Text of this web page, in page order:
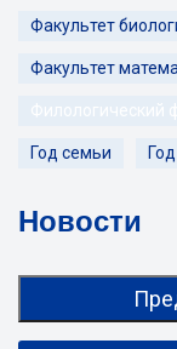
Факультет
Факультет
Филологический
Год семьи
Новости